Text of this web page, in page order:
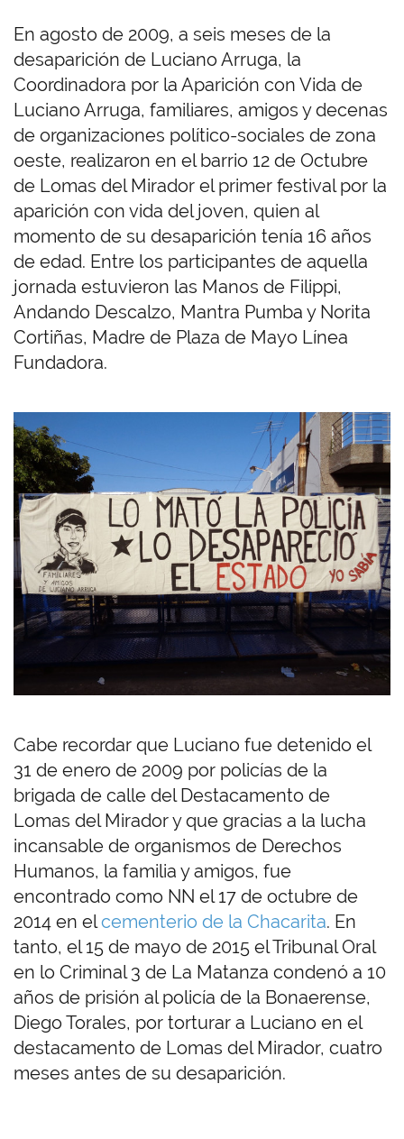
En agosto de 2009, a seis meses de la
desaparición de Luciano Arruga, la
Coordinadora por la Aparición con Vida de
Luciano Arruga, familiares, amigos y decenas
de organizaciones político-sociales de zona
oeste, realizaron en el barrio 12 de Octubre
de Lomas del Mirador el primer festival por la
aparición con vida del joven, quien al
momento de su desaparición tenía 16 años
de edad. Entre los participantes de aquella
jornada estuvieron las Manos de Filippi,
Andando Descalzo, Mantra Pumba y Norita
Cortiñas, Madre de Plaza de Mayo Línea
Fundadora.
Cabe recordar que Luciano fue detenido el
31 de enero de 2009 por policías de la
brigada de calle del Destacamento de
Lomas del Mirador y que gracias a la lucha
incansable de organismos de Derechos
Humanos, la familia y amigos, fue
encontrado como NN el 17 de octubre de
2014 en elcementerio de la Chacarita. En
tanto, el 15 de mayo de 2015 el Tribunal Oral
en lo Criminal 3 de La Matanza condenó a 10
años de prisión al policía de la Bonaerense,
Diego Torales, por torturar a Luciano en el
destacamento de Lomas del Mirador, cuatro
meses antes de su desaparición.